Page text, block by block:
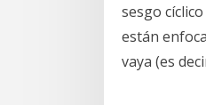
sesgo
están
vaya (es